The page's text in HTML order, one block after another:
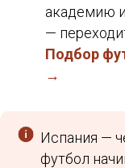
академию
—
Подбор
→
Испания —
футбол